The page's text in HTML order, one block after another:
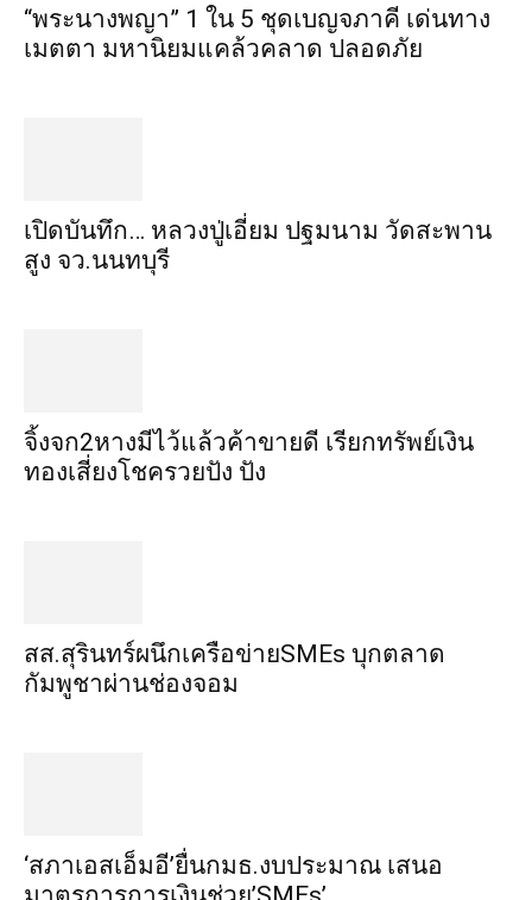
“พระ​นาง​พญา” 1 ใน 5​ ชุดเบญจ​ภาคี​ เด่นทาง
เมตตา​ มหา​นิยม​แคล้วคลาด​ ปลอดภัย​
เปิดบันทึก… หลวงปู่เอี่ยม ​ปฐม​นาม​ วัดสะพาน
สูง​ จว.นนทบุรี
จิ้งจก​2​หาง​มีไว้แล้ว​ค้าขาย​ดี​ เรียก​ทรัพย์เงิน
ทอง​เสี่ยงโชค​รวยปัง​ ปัง​
สส.สุรินทร์ผนึกเครือข่ายSMEs บุกตลาด
กัมพูชาผ่านช่องจอม
‘สภาเอสเอ็มอี’ยื่นกมธ.งบประมาณ เสนอ